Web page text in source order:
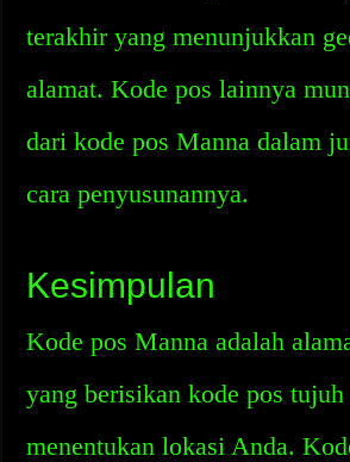
terakhir yang menunjukkan
alamat. Kode pos lainnya
dari kode pos Manna dalam
cara penyusunannya.
Kesimpulan
Kode pos Manna adalah
yang berisikan kode pos
menentukan lokasi Anda.